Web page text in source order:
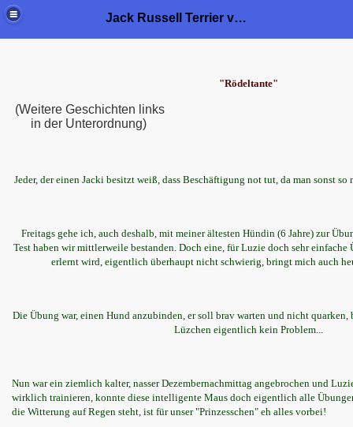
Jack Russell Terrier von der Bramau
"Rödeltante"
(Weitere Geschichten links
in der Unterordnung)
Jeder, der einen Jacki besitzt weiß, dass Beschäftigung not tut, da man sonst so
Freitags gehe ich, auch deshalb, mit meiner ältesten Hündin (6 Jahre) zur
Test haben wir mittlerweile bestanden. Doch eine, für Luzie doch sehr einfache
erlernt wird, eigentlich überhaupt nicht schwierig, bringt mich auch
Die Übung war, einen Hund anzubinden, er soll brav warten und nicht quarken,
Lüzchen eigentlich kein Problem...
Nun war ein ziemlich kalter, nasser Dezembernachmittag angebrochen und
wirklich trainieren, konnte diese intelligente Maus doch eigentlich alle
die Witterung auf Regen steht, ist für unser "Prinzesschen" eh alles vorbei!